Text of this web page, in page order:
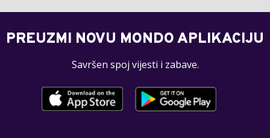
PREUZMI NOVU MONDO APLIKACIJU
Savršen spoj vijesti i zabave.